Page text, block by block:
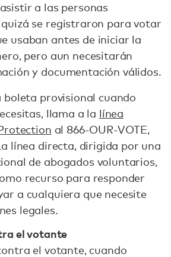
a las personas
se registraron para votar
usaban antes de iniciar la
pero aun necesitarán
y documentación válidos.
boleta provisional cuando
llama a la línea
al 866-OUR-VOTE,
línea directa, dirigida por una
de abogados voluntarios,
recurso para responder
a cualquiera que necesite
legales.
el votante
el votante, cuando